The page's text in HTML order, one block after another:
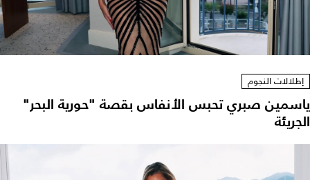
إطلالات النجوم
ياسمين صبري تحبس الأنفاس بقصة "حورية البحر"
الجريئة